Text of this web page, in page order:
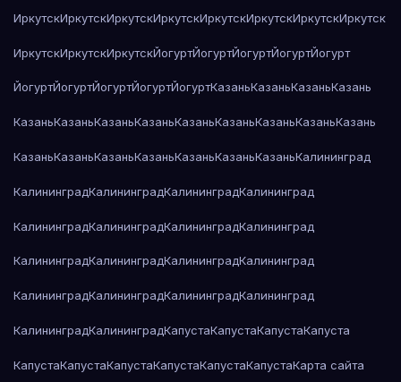
ИркутскИркутскИркутскИркутскИркутскИркутскИркутскИркутск
ИркутскИркутскИркутскЙогуртЙогуртЙогуртЙогуртЙогурт
ЙогуртЙогуртЙогуртЙогуртЙогуртКазаньКазаньКазаньКазань
КазаньКазаньКазаньКазаньКазаньКазаньКазаньКазаньКазань
КазаньКазаньКазаньКазаньКазаньКазаньКазаньКалининград
КалининградКалининградКалининградКалининград
КалининградКалининградКалининградКалининград
КалининградКалининградКалининградКалининград
КалининградКалининградКалининградКалининград
КалининградКалининградКапустаКапустаКапустаКапуста
КапустаКапустаКапустаКапустаКапустаКапустаКарта сайта